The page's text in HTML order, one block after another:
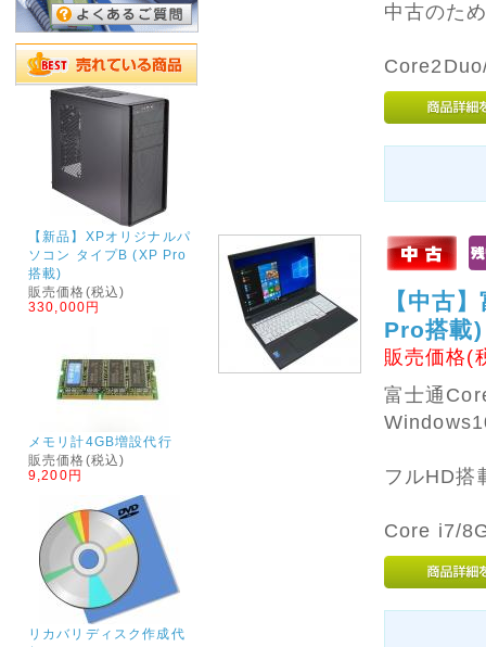
【新品】XPオリジナルパ
ソコン タイプB (XP Pro
搭載)
販売価格(税込)
330,000円
メモリ計4GB増設代行
販売価格(税込)
9,200円
リカバリディスク作成代
中古のた
【中古
Pro搭載)
販売価格(
富士通
フルHD搭
Core i7/